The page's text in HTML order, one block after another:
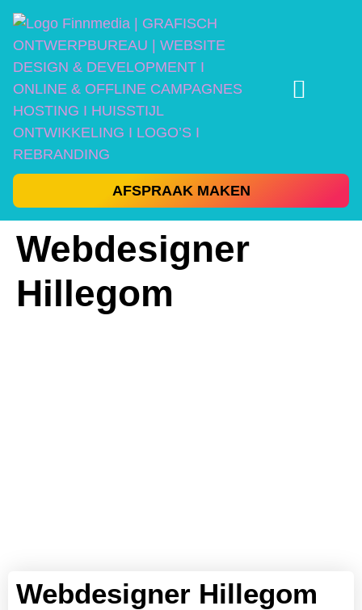
AFSPRAAK MAKEN
Webdesigner
Hillegom
Webdesigner Hillegom